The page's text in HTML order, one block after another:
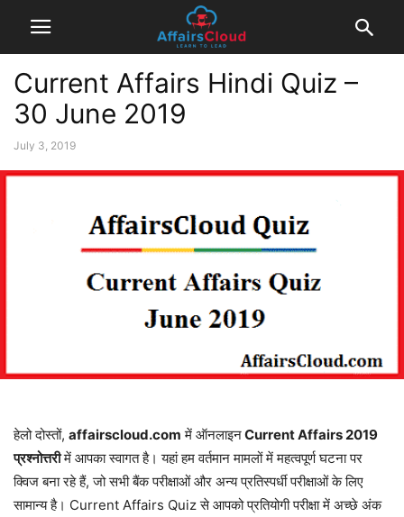
Current Affairs Hindi Quiz –
30 June 2019
July 3, 2019
हेलो दोस्तों, affairscloud.com में ऑनलाइनCurrent Affairs 2019
प्रश्नोत्तरीमें आपका स्वागत है। यहां हम वर्तमान मामलों में महत्वपूर्ण घटना पर
क्विज बना रहे हैं, जो सभी बैंक परीक्षाओं और अन्य प्रतिस्पर्धी परीक्षाओं के लिए
सामान्य है। Current Affairs Quiz से आपको प्रतियोगी परीक्षा में अच्छे अंक